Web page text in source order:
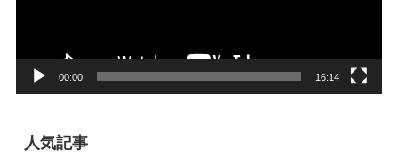
00:00 16:14
人気記事